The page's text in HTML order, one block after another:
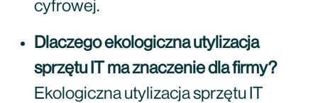
cyfrowej.
Dlaczego ekologiczna utylizacja
sprzętu IT ma znaczenie dla firmy?
Ekologiczna utylizacja sprzętu IT